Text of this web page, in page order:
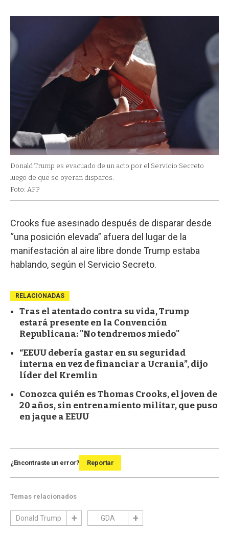
Donald Trump es evacuado de un acto por el Servicio Secreto
luego de que se oyeran disparos.
Foto: AFP
Crooks fue asesinado después de disparar desde
“una posición elevada” afuera del lugar de la
manifestación al aire libre donde Trump estaba
hablando, según el Servicio Secreto.
RELACIONADAS
Tras el atentado contra su vida, Trump
estará presente en la Convención
Republicana: "No tendremos miedo"
“EEUU debería gastar en su seguridad
interna en vez de financiar a Ucrania”, dijo
líder del Kremlin
Conozca quién es Thomas Crooks, el joven de
20 años, sin entrenamiento militar, que puso
en jaque a EEUU
¿Encontraste un error? Reportar
Temas relacionados
Donald Trump GDA